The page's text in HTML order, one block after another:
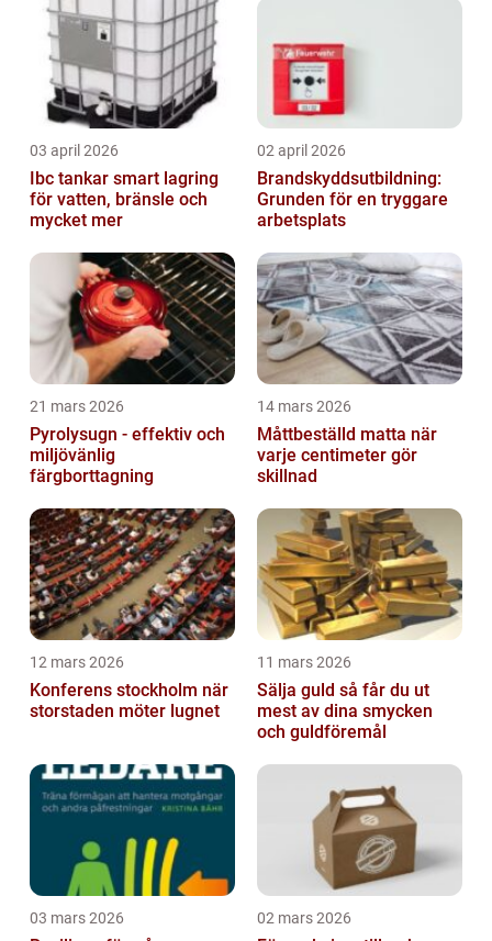
03 april 2026
Ibc tankar smart lagring
för vatten, bränsle och
mycket mer
02 april 2026
Brandskyddsutbildning:
Grunden för en tryggare
arbetsplats
21 mars 2026
Pyrolysugn - effektiv och
miljövänlig
färgborttagning
14 mars 2026
Måttbeställd matta när
varje centimeter gör
skillnad
12 mars 2026
Konferens stockholm när
storstaden möter lugnet
11 mars 2026
Sälja guld så får du ut
mest av dina smycken
och guldföremål
03 mars 2026 02 mars 2026